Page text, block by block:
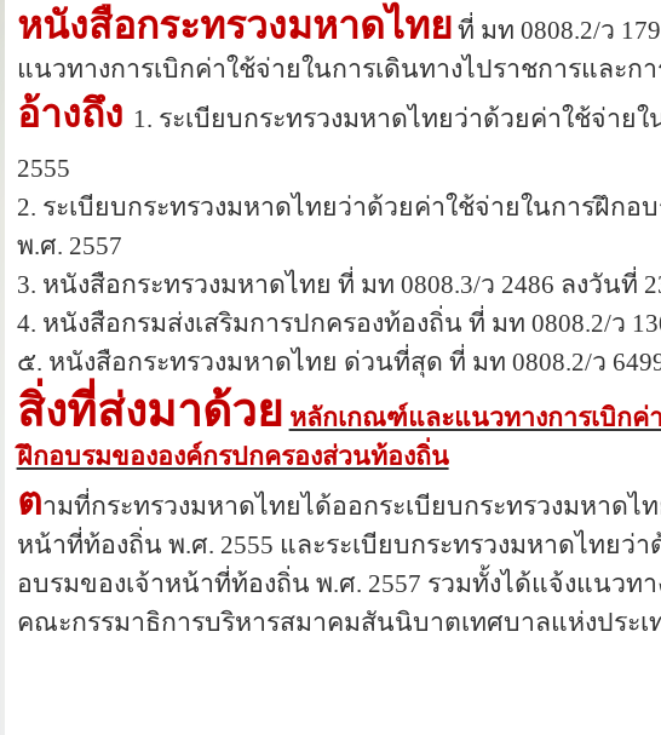
หนังสือกระทรวงมหาดไทย ที่ มท 0808.2/ว
แนวทางการเบิกค่าใช้จ่ายในการเดินทางไปราชการและ
อ้างถึง 1. ระเบียบกระทรวงมหาดไทยว่าด้วยค่าใช้จ่าย
2555
2. ระเบียบกระทรวงมหาดไทยว่าด้วยค่าใช้จ่ายในการฝึกอ
พ.ศ. 2557
3. หนังสือกระทรวงมหาดไทย ที่ มท 0808.3/ว 2486 ลงวันที่
4. หนังสือกรมส่งเสริมการปกครองท้องถิ่น ที่ มท 0808.2/ว
๕. หนังสือกระทรวงมหาดไทย ด่วนที่สุด ที่ มท 0808.2/ว
สิ่งที่ส่งมาด้วย หลักเกณฑ์และแนวทางการเบิกค่
ฝึกอบรมขององค์กรปกครองส่วนท้องถิ่น
ตามที่กระทรวงมหาดไทยได้ออกระเบียบกระทรวงมหาดไ
หน้าที่ท้องถิ่น พ.ศ. 2555 และระเบียบกระทรวงมหาดไทยว่
อบรมของเจ้าหน้าที่ท้องถิ่น พ.ศ. 2557 รวมทั้งได้แจ้งแนวท
คณะกรรมาธิการบริหารสมาคมสันนิบาตเทศบาลแห่งประเ